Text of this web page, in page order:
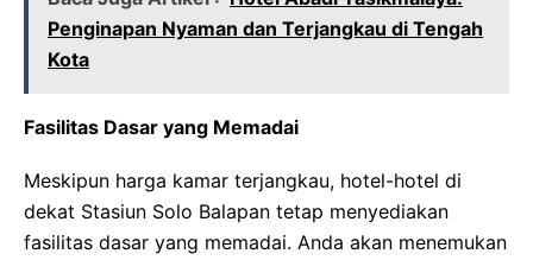
Penginapan Nyaman dan Terjangkau di Tengah
Kota
Fasilitas Dasar yang Memadai
Meskipun harga kamar terjangkau, hotel-hotel di
dekat Stasiun Solo Balapan tetap menyediakan
fasilitas dasar yang memadai. Anda akan menemukan